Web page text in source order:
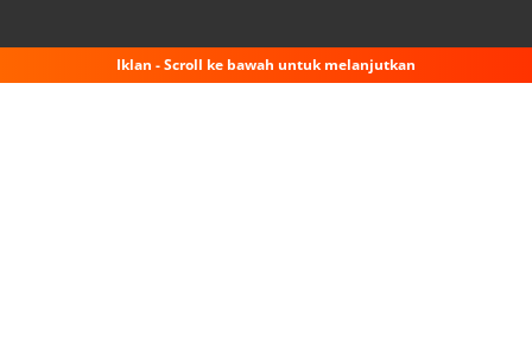
Iklan - Scroll ke bawah untuk melanjutkan